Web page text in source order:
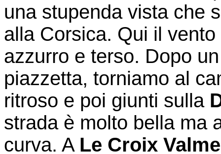
una stupenda vista che
alla Corsica. Qui il
azzurro e terso. Dopo
piazzetta, torniamo al
ritroso e poi giunti sulla
strada è molto bella ma
curva. A Le Croix